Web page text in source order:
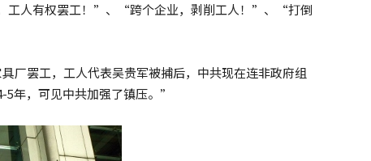
工人有权罢工！”、“跨个企业，剥削工人！”、“打倒
厂罢工，工人代表吴贵军被捕后，中共现在连非政府组
年，可见中共加强了镇压。”